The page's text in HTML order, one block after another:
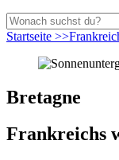
bei
der
Suche
nach:
Startseite >>
Bretagne
Frankreichs